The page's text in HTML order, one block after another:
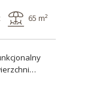
65 m²